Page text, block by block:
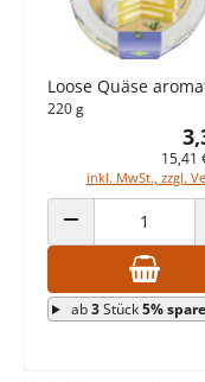
Loose Quäse
220 g
15,41
inkl. MwSt., zzgl.
ANZAHL
ab3Stück5%